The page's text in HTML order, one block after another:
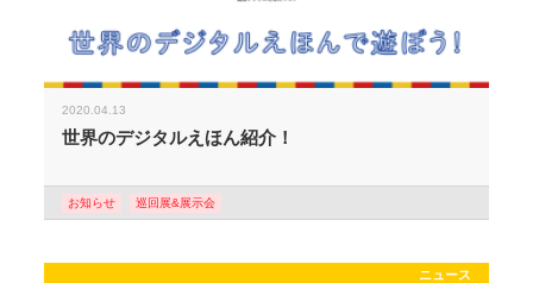
2020.04.13
世界のデジタルえほん紹介！
お知らせ 巡回展&展示会
ニュース